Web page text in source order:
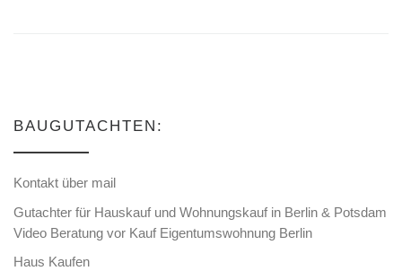
BAUGUTACHTEN:
Kontakt über mail
Gutachter für Hauskauf und Wohnungskauf in Berlin & Potsdam
Video Beratung vor Kauf Eigentumswohnung Berlin
Haus Kaufen